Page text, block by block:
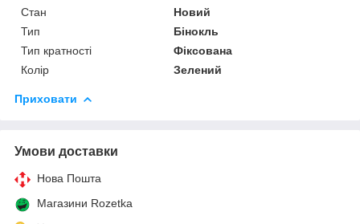
Стан
Новий
Тип
Бінокль
Тип кратності
Фіксована
Колір
Зелений
Приховати
Умови доставки
Нова Пошта
Магазини Rozetka